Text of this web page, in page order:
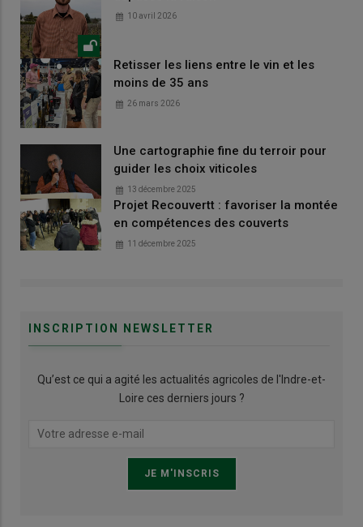
10 avril 2026
Retisser les liens entre le vin et les
moins de 35 ans
26 mars 2026
Une cartographie fine du terroir pour
guider les choix viticoles
13 décembre 2025
Projet Recouvertt : favoriser la montée
en compétences des couverts
11 décembre 2025
INSCRIPTION NEWSLETTER
Qu’est ce qui a agité les actualités agricoles de l'Indre-et-
Loire ces derniers jours ?